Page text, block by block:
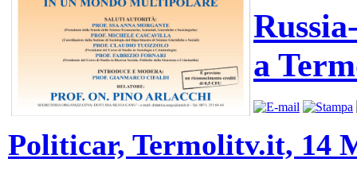
a
Politicar, Termolitv.it, 14